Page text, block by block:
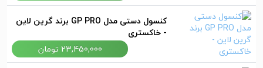
کنسول دستی مدل GP PRO برند گرین لاین
- خاکستری
23,450,000 تومان